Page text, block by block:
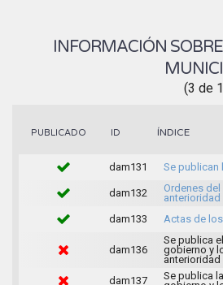
INFORMACIÓN
(3 de
PUBLICADO ID ÍNDICE
dam131 Se publican
dam132
Ordenes
dam133
Actas de
dam136
Se publica
gobierno y
dam137
Se publica